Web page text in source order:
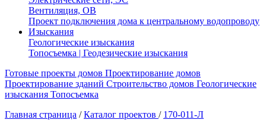
Вентиляция, ОВ
Проект подключения дома к центральному водопроводу
Изыскания
Геологические изыскания
Топосъемка | Геодезические изыскания
Готовые проекты домов Проектирование домов
Проектирование зданий Строительство домов Геологические
изыскания Топосъемка
Главная страница / Каталог проектов / 170-011-Л